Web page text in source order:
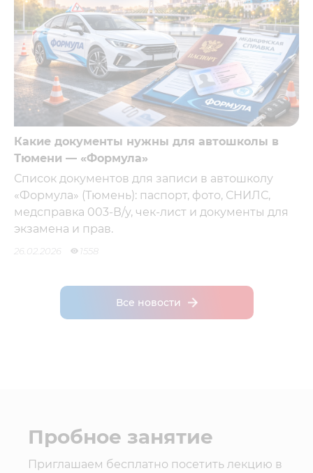
Какие документы нужны для автошколы в
Тюмени — «Формула»
Список документов для записи в автошколу
«Формула» (Тюмень): паспорт, фото, СНИЛС,
медсправка 003-В/у, чек-лист и документы для
экзамена и прав.
26.02.2026 1558
Все новости
Пробное занятие
Приглашаем бесплатно посетить лекцию в